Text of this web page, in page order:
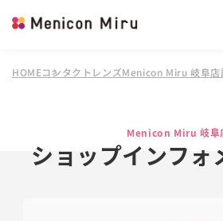
HOMEコンタクトレンズMenicon Miru 岐阜店
Menicon Miru 岐阜
ショップインフォ